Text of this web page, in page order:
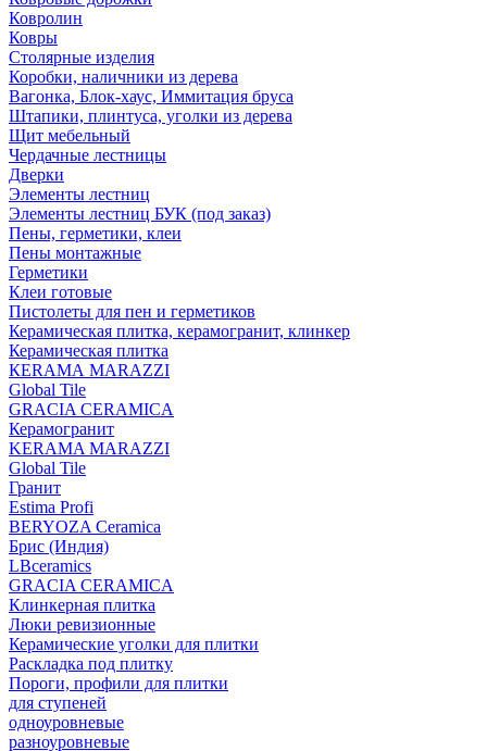
Ковролин
Ковры
Столярные изделия
Коробки, наличники из дерева
Вагонка, Блок-хаус, Иммитация бруса
Штапики, плинтуса, уголки из дерева
Щит мебельный
Чердачные лестницы
Дверки
Элементы лестниц
Элементы лестниц БУК (под заказ)
Пены, герметики, клеи
Пены монтажные
Герметики
Клеи готовые
Пистолеты для пен и герметиков
Керамическая плитка, керамогранит, клинкер
Керамическая плитка
КЕRАМА MARAZZI
Global Tile
GRACIA CERAMICA
Керамогранит
KERAMA MARAZZI
Global Tile
Гранит
Estima Profi
BERYOZA Ceramica
Брис (Индия)
LBceramics
GRACIA CERAMICA
Клинкерная плитка
Люки ревизионные
Керамические уголки для плитки
Раскладка под плитку
Пороги, профили для плитки
для ступеней
одноуровневые
разноуровневые